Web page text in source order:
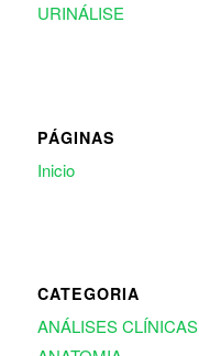
URINÁLISE
PÁGINAS
Inicio
CATEGORIA
ANÁLISES CLÍNICAS